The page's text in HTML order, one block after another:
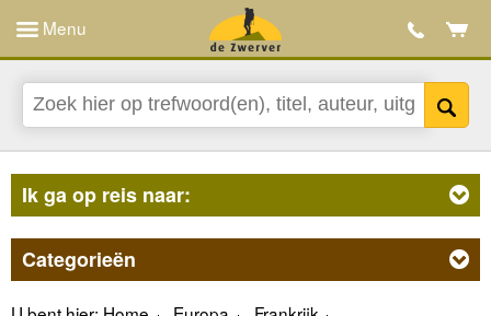
Menu
Ik ga op reis naar:
Categorieën